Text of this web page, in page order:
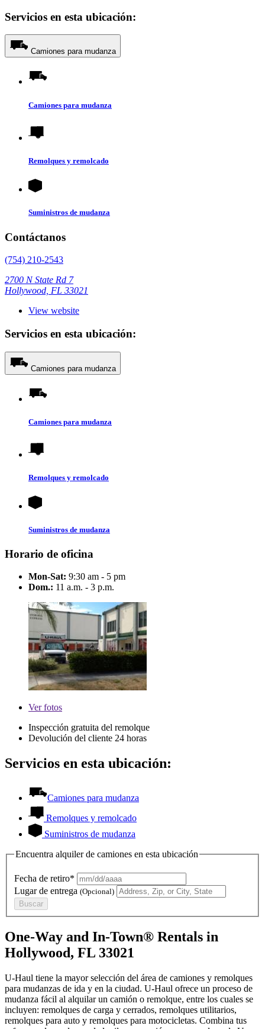
Servicios en esta ubicación:
Camiones para mudanza
Camiones para mudanza
Remolques y remolcado
Suministros de mudanza
Contáctanos
(754) 210-2543
2700 N State Rd 7
Hollywood, FL 33021
View website
Servicios en esta ubicación:
Camiones para mudanza
Camiones para mudanza
Remolques y remolcado
Suministros de mudanza
Horario de oficina
Mon-Sat: 9:30 am - 5 pm
Dom.: 11 a.m. - 3 p.m.
Verfotos
Inspección gratuita del remolque
Devolución del cliente 24 horas
Servicios en esta ubicación:
Camiones para mudanza
Remolques y remolcado
Suministros de mudanza
Encuentra alquiler de camiones en esta ubicación
Fecha de retiro*
Lugar de entrega (Opcional)
Buscar
One-Way and In-Town® Rentals in
Hollywood, FL 33021
U-Haul tiene la mayor selección del área de camiones y remolques
para mudanzas de ida y en la ciudad. U-Haul ofrece un proceso de
mudanza fácil al alquilar un camión o remolque, entre los cuales se
incluyen: remolques de carga y cerrados, remolques utilitarios,
remolques para auto y remolques para motocicletas. Combina tus